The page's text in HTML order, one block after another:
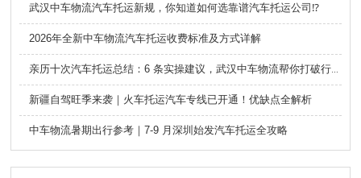
武汉中车物流汽车托运新规，你知道如何选靠谱汽车托运公司⁉️
2026年全新中车物流汽车托运收费标准及方式详解
亲历十次汽车托运总结：6 条实操建议，武汉中车物流帮你打破行业信息差
新疆自驾旺季来袭｜火车托运汽车专线已开通！优缺点全解析
中车物流暑期出行参考｜7-9 月深圳始发汽车托运全攻略